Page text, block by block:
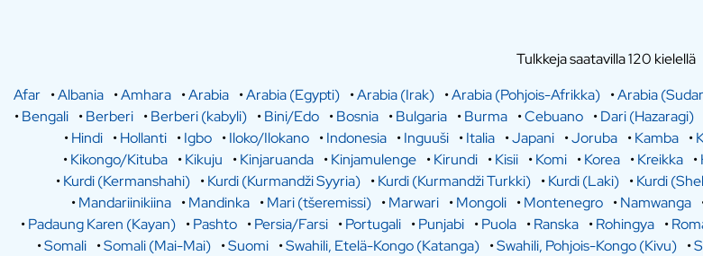
Tulkkeja saatavilla 120 kielellä
Afar •Albania •Amhara •Arabia •Arabia (Egypti) •Arabia (Irak) •Arabia (Pohjois-Afrikka) •Arabia
•Bengali •Berberi •Berberi (kabyli) •Bini/Edo •Bosnia •Bulgaria •Burma •Cebuano •Dari (Hazaragi)
•Hindi •Hollanti •Igbo •Iloko/Ilokano •Indonesia •Inguuši •Italia •Japani •Joruba •Kamba •
•Kikongo/Kituba •Kikuju •Kinjaruanda •Kinjamulenge •Kirundi •Kisii •Komi •Korea •Kreikka •
•Kurdi (Kermanshahi) •Kurdi (Kurmandži Syyria) •Kurdi (Kurmandži Turkki) •Kurdi (Laki) •Kurdi
•Mandariinikiina •Mandinka •Mari (tšeremissi) •Marwari •Mongoli •Montenegro •Namwanga
•Padaung Karen (Kayan) •Pashto •Persia/Farsi •Portugali •Punjabi •Puola •Ranska •Rohingya •
•Somali •Somali (Mai-Mai) •Suomi •Swahili, Etelä-Kongo (Katanga) •Swahili, Pohjois-Kongo (Kivu) •